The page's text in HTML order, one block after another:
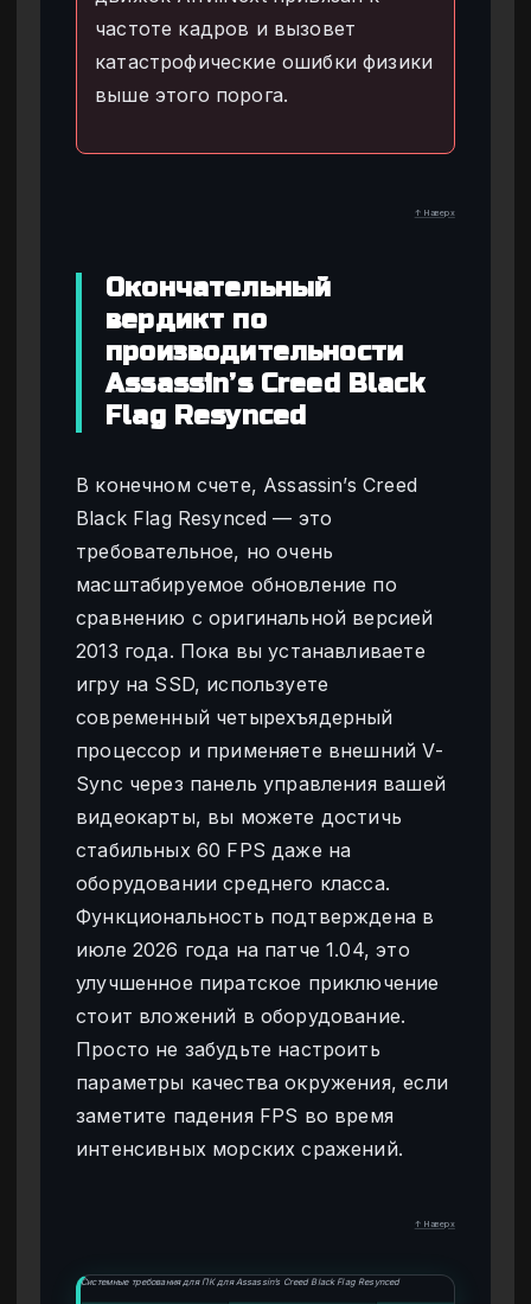
частоте кадров и вызовет
катастрофические ошибки физики
выше этого порога.
↑ Наверх
Окончательный
вердикт по
производительности
Assassin’s Creed Black
Flag Resynced
В конечном счете, Assassin’s Creed
Black Flag Resynced — это
требовательное, но очень
масштабируемое обновление по
сравнению с оригинальной версией
2013 года. Пока вы устанавливаете
игру на SSD, используете
современный четырехъядерный
процессор и применяете внешний V-
Sync через панель управления вашей
видеокарты, вы можете достичь
стабильных 60 FPS даже на
оборудовании среднего класса.
Функциональность подтверждена в
июле 2026 года на патче 1.04, это
улучшенное пиратское приключение
стоит вложений в оборудование.
Просто не забудьте настроить
параметры качества окружения, если
заметите падения FPS во время
интенсивных морских сражений.
↑ Наверх
Системные требования для ПК для Assassin’s Creed Black Flag Resynced